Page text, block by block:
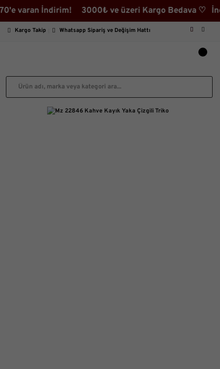
İndirim! 3000₺ ve üzeri Kargo Bedava ♡
Kargo Takip Whatsapp Sipariş ve Değişim Hattı